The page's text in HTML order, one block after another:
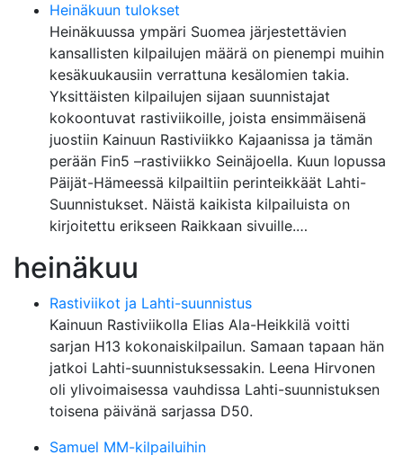
Heinäkuun tulokset
Heinäkuussa ympäri Suomea järjestettävien
kansallisten kilpailujen määrä on pienempi muihin
kesäkuukausiin verrattuna kesälomien takia.
Yksittäisten kilpailujen sijaan suunnistajat
kokoontuvat rastiviikoille, joista ensimmäisenä
juostiin Kainuun Rastiviikko Kajaanissa ja tämän
perään Fin5 –rastiviikko Seinäjoella. Kuun lopussa
Päijät-Hämeessä kilpailtiin perinteikkäät Lahti-
Suunnistukset. Näistä kaikista kilpailuista on
kirjoitettu erikseen Raikkaan sivuille.…
heinäkuu
Rastiviikot ja Lahti-suunnistus
Kainuun Rastiviikolla Elias Ala-Heikkilä voitti
sarjan H13 kokonaiskilpailun. Samaan tapaan hän
jatkoi Lahti-suunnistuksessakin. Leena Hirvonen
oli ylivoimaisessa vauhdissa Lahti-suunnistuksen
toisena päivänä sarjassa D50.
Samuel MM-kilpailuihin